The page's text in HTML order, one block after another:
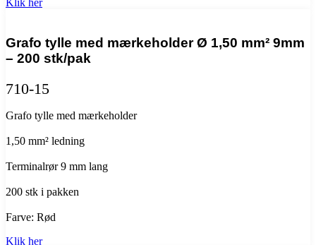
Grafo tylle med mærkeholder Ø 1,50 mm² 9mm
– 200 stk/pak
710-15
Grafo tylle med mærkeholder
1,50 mm² ledning
Terminalrør 9 mm lang
200 stk i pakken
Farve: Rød
Klik her